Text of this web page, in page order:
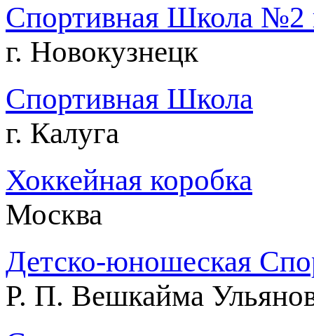
Спортивная Школа №2
г. Новокузнецк
Спортивная Школа
г. Калуга
Хоккейная коробка
Москва
Детско-юношеская
Р. П. Вешкайма